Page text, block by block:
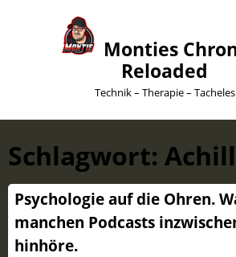
Monties
Reloaded
Technik – Therapie – Tacheles
Schlagwort:
Psychologie auf die Ohren.
manchen Podcasts
hinhöre.